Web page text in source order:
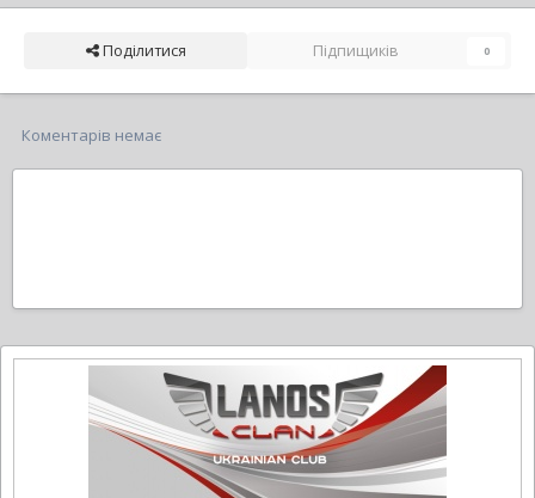
Поділитися Підпищиків 0
Коментарів немає